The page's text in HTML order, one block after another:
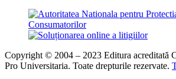
Copyright © 2004 – 2023 Editura acreditată
Pro Universitaria. Toate drepturile rezervate.